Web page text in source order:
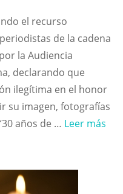
el recurso
de la cadena
la Audiencia
declarando que
ilegítima en el honor
su imagen, fotografías
años de … Leer más